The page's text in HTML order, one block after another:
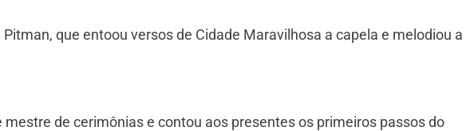
que entoou versos de Cidade Maravilhosa a capela e melodiou a
mestre de cerimônias e contou aos presentes os primeiros passos do